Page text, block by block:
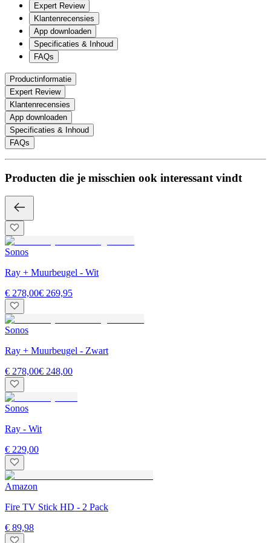
Expert Review
Klantenrecensies
App downloaden
Specificaties & Inhoud
FAQs
Productinformatie
Expert Review
Klantenrecensies
App downloaden
Specificaties & Inhoud
FAQs
Producten die je misschien ook interessant vindt
Sonos
Ray + Muurbeugel - Wit
€ 278,00€ 269,95
Sonos
Ray + Muurbeugel - Zwart
€ 278,00€ 248,00
Sonos
Ray - Wit
€ 229,00
Amazon
Fire TV Stick HD - 2 Pack
€ 89,98